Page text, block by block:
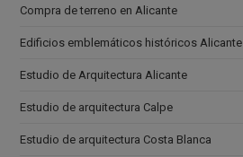
Compra de terreno en Alicante
Edificios emblemáticos históricos Alicante
Estudio de Arquitectura Alicante
Estudio de arquitectura Calpe
Estudio de arquitectura Costa Blanca